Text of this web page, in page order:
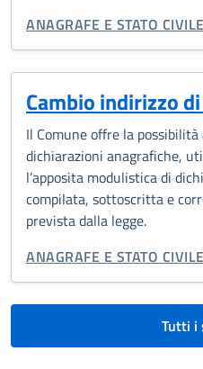
CATEGORIA CORRELATA:
ANAGRAFE E STATO CIVILE
Cambio indirizzo
Il Comune offre la
dichiarazioni anagrafiche,
l’apposita modulistica di
compilata, sottoscritta e
prevista dalla legge.
CATEGORIA CORRELATA:
ANAGRAFE E STATO CIVILE
Tutti i